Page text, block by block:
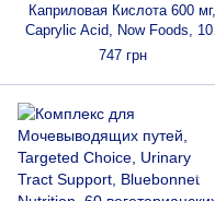
Каприловая Кислота 600 мг,
Caprylic Acid, Now Foods, 100
желатиновых капсул
747 грн